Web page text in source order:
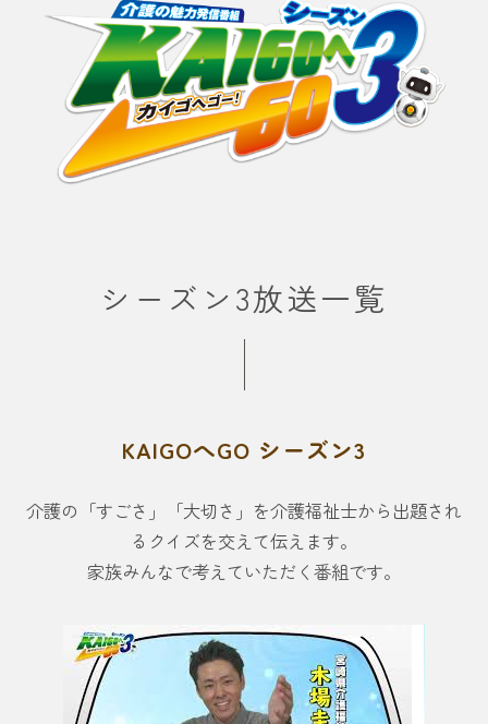
シーズン3放送一覧
KAIGOへGO シーズン3
介護の「すごさ」「大切さ」を介護福祉士から出題され
るクイズを交えて伝えます。
家族みんなで考えていただく番組です。